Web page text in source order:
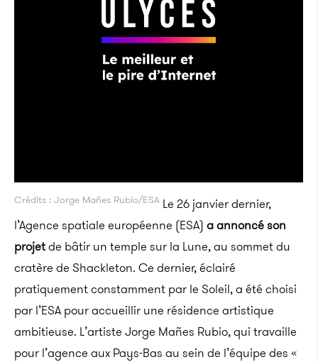
Crédits : Jorge Mañes Rubio/ESA Le 26 janvier dernier,
l’Agence spatiale européenne (ESA) a annoncé son
projetde bâtir un temple sur la Lune, au sommet du
cratère de Shackleton. Ce dernier, éclairé
pratiquement constamment par le Soleil, a été choisi
par l’ESA pour accueillir une résidence artistique
ambitieuse. L’artiste Jorge Mañes Rubio, qui travaille
pour l’agence aux Pays-Bas au sein de l’équipe des «